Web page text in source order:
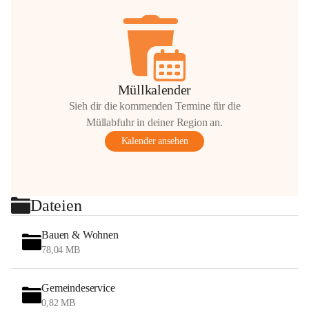
Müllkalender
Sieh dir die kommenden Termine für die
Müllabfuhr in deiner Region an.
Kalender ansehen
Dateien
Bauen & Wohnen
78,04 MB
Gemeindeservice
0,82 MB